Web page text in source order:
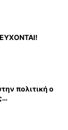
πολιτική ο